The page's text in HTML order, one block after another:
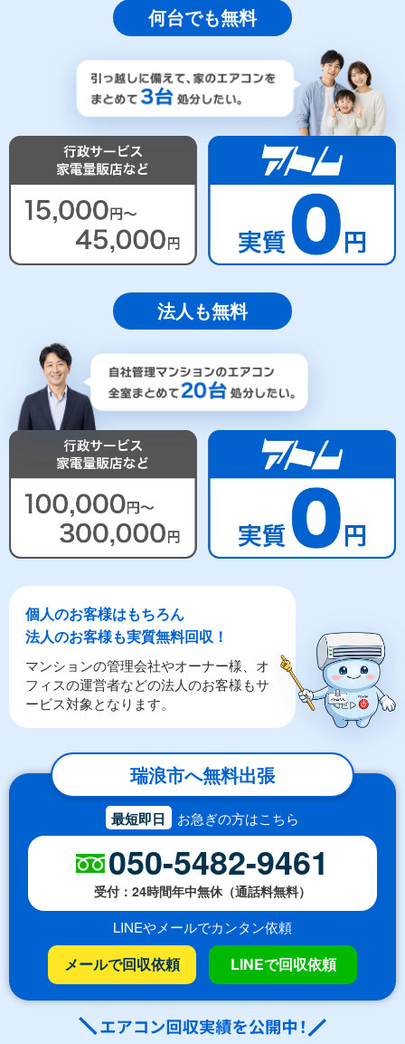
何台でも無料
法人も無料
個人のお客様はもちろん
法人のお客様も実質無料回収！
マンションの管理会社やオーナー様、オ
フィスの運営者などの法人のお客様もサ
ービス対象となります。
瑞浪市へ無料出張
最短即日 お急ぎの方はこちら
050-5482-9461
受付：24時間年中無休（通話料無料）
LINEやメールでカンタン依頼
メールで回収依頼 LINEで回収依頼